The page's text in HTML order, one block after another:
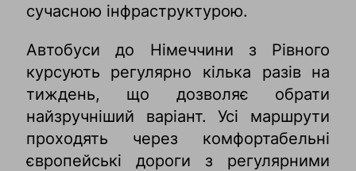
сучасною інфраструктурою.
Автобуси до Німеччини з Рівного
курсують регулярно кілька разів на
тиждень, що дозволяє обрати
найзручніший варіант. Усі маршрути
проходять через комфортабельні
європейські дороги з регулярними